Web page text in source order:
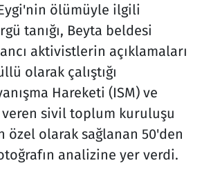
ölümüyle ilgili
tanığı, Beyta beldesi
aktivistlerin açıklamaları
olarak çalıştığı
Hareketi (ISM) ve
sivil toplum kuruluşu
özel olarak sağlanan 50'den
analizine yer verdi.